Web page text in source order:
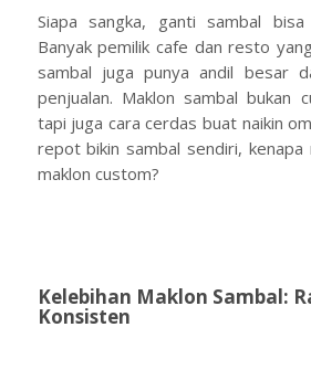
Siapa sangka, ganti sambal
Banyak pemilik cafe dan resto
sambal juga punya andil besar
penjualan. Maklon sambal bukan
tapi juga cara cerdas buat naikin
repot bikin sambal sendiri, kenapa
maklon custom?
Kelebihan Maklon Sambal:
Konsisten